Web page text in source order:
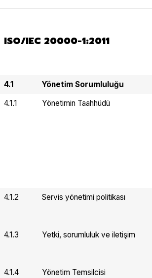
ISO/IEC 20000-1:2011
4.1 Yönetim Sorumluluğu
4.1.1
Yönetimin Taahhüdü
4.1.2
Servis yönetimi politikası
4.1.3
Yetki, sorumluluk ve iletişim
4.1.4
Yönetim Temsilcisi